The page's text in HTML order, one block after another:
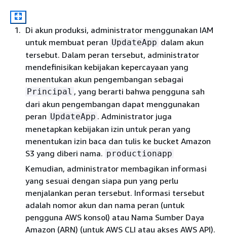
Di akun produksi, administrator menggunakan IAM
untuk membuat peran UpdateApp dalam akun
tersebut. Dalam peran tersebut, administrator
mendefinisikan kebijakan kepercayaan yang
menentukan akun pengembangan sebagai
Principal , yang berarti bahwa pengguna sah
dari akun pengembangan dapat menggunakan
peran UpdateApp . Administrator juga
menetapkan kebijakan izin untuk peran yang
menentukan izin baca dan tulis ke bucket Amazon
S3 yang diberi nama. productionapp
Kemudian, administrator membagikan informasi
yang sesuai dengan siapa pun yang perlu
menjalankan peran tersebut. Informasi tersebut
adalah nomor akun dan nama peran (untuk
pengguna AWS konsol) atau Nama Sumber Daya
Amazon (ARN) (untuk AWS CLI atau akses AWS API).